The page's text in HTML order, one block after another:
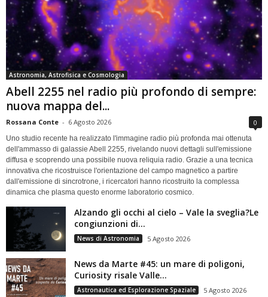
Astronomia, Astrofisica e Cosmologia
Abell 2255 nel radio più profondo di sempre:
nuova mappa del...
Rossana Conte - 6 Agosto 2026 0
Uno studio recente ha realizzato l'immagine radio più profonda mai ottenuta
dell'ammasso di galassie Abell 2255, rivelando nuovi dettagli sull'emissione
diffusa e scoprendo una possibile nuova reliquia radio. Grazie a una tecnica
innovativa che ricostruisce l'orientazione del campo magnetico a partire
dall'emissione di sincrotrone, i ricercatori hanno ricostruito la complessa
dinamica che plasma questo enorme laboratorio cosmico.
Alzando gli occhi al cielo – Vale la sveglia?Le
congiunzioni di...
News di Astronomia 5 Agosto 2026
News da Marte #45: un mare di poligoni,
Curiosity risale Valle...
Astronautica ed Esplorazione Spaziale 5 Agosto 2026